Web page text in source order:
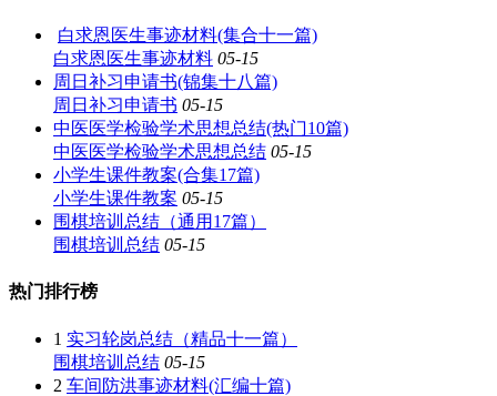
白求恩医生事迹材料(集合十一篇)
白求恩医生事迹材料 05-15
周日补习申请书(锦集十八篇)
周日补习申请书 05-15
中医医学检验学术思想总结(热门10篇)
中医医学检验学术思想总结 05-15
小学生课件教案(合集17篇)
小学生课件教案 05-15
围棋培训总结（通用17篇）
围棋培训总结 05-15
热门排行榜
1 实习轮岗总结（精品十一篇）
围棋培训总结 05-15
2 车间防洪事迹材料(汇编十篇)